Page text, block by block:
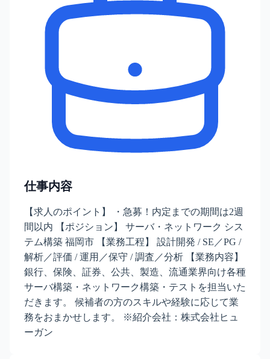
仕事内容
【求人のポイント】 ・急募！内定までの期間は2週
間以内 【ポジション】 サーバ・ネットワーク シス
テム構築 福岡市 【業務工程】 設計開発 / SE／PG /
解析／評価 / 運用／保守 / 調査／分析 【業務内容】
銀行、保険、証券、公共、製造、流通業界向け各種
サーバ構築・ネットワーク構築・テストを担当いた
だきます。 候補者の方のスキルや経験に応じて業
務をおまかせします。 ※紹介会社：株式会社ヒュ
ーガン